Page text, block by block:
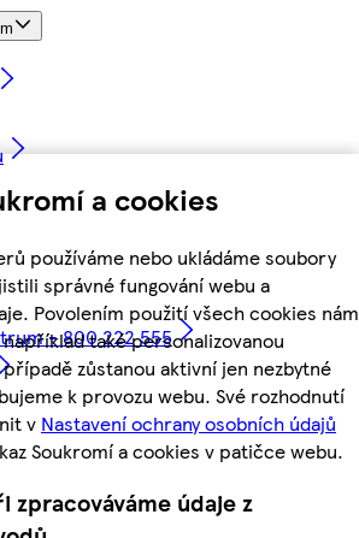
a cookies
používáme nebo ukládáme soubory
správné fungování webu a
Povolením použití všech cookies nám
také personalizovanou
zůstanou aktivní jen nezbytné
k provozu webu. Své rozhodnutí
v Nastavení ochrany osobních údajů
Soukromí a cookies v patičce webu.
zpracováváme údaje z
- 800 222 555